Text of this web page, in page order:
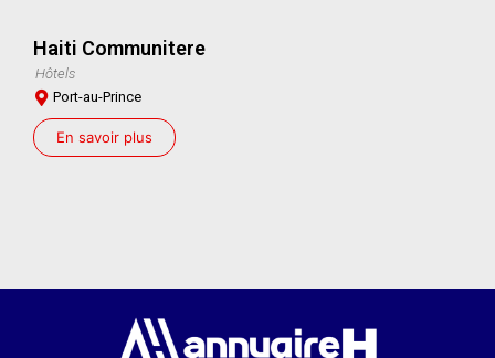
Haiti Communitere
Hôtels
Port-au-Prince
En savoir plus